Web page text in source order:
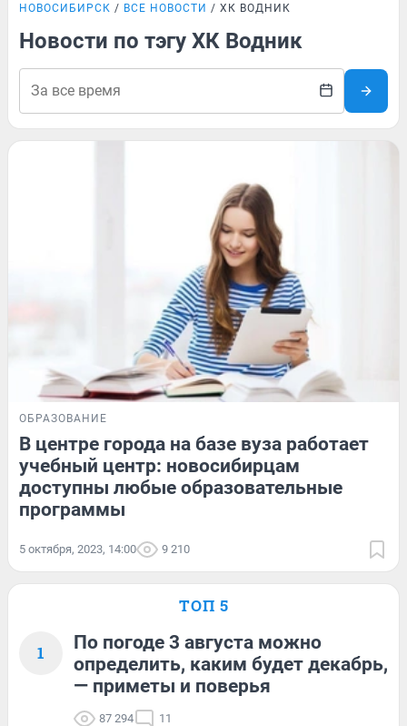
НОВОСИБИРСК ВСЕ НОВОСТИ ХК ВОДНИК
Новости по тэгу ХК Водник
ОБРАЗОВАНИЕ
В центре города на базе вуза работает
учебный центр: новосибирцам
доступны любые образовательные
программы
5 октября, 2023, 14:00 9 210
ТОП 5
1
По погоде 3 августа можно
определить, каким будет декабрь,
— приметы и поверья
87 294 11